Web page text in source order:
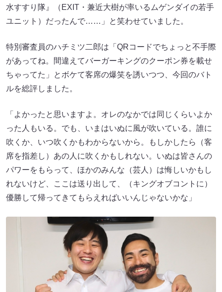
水すすり隊』（EXIT・兼近大樹が率いるムゲンダイの若手
ユニット）だったんで……」と笑わせていました。
特別審査員のハチミツ二郎は「QRコードでちょっと不手際
があってね。間違えてバーガーキングのクーポン券を載せ
ちゃってた」とボケて客席の爆笑を誘いつつ、今回のバト
ルを総評しました。
「よかったと思いますよ。オレのなかでは同じくらいよか
った人もいる。でも、いまはいぬに風が吹いている。誰に
吹くか、いつ吹くかもわからないから。もしかしたら（客
席を指差し）あの人に吹くかもしれない。いぬは皆さんの
パワーをもらって、ほかのみんな（芸人）は悔しいかもし
れないけど、ここは送り出して、（キングオブコントに）
優勝して帰ってきてもらえればいいんじゃないかな」